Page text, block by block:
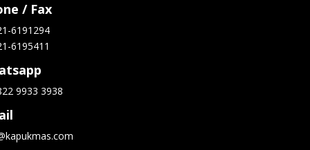
/ Fax
6191294
6195411
9933 3938